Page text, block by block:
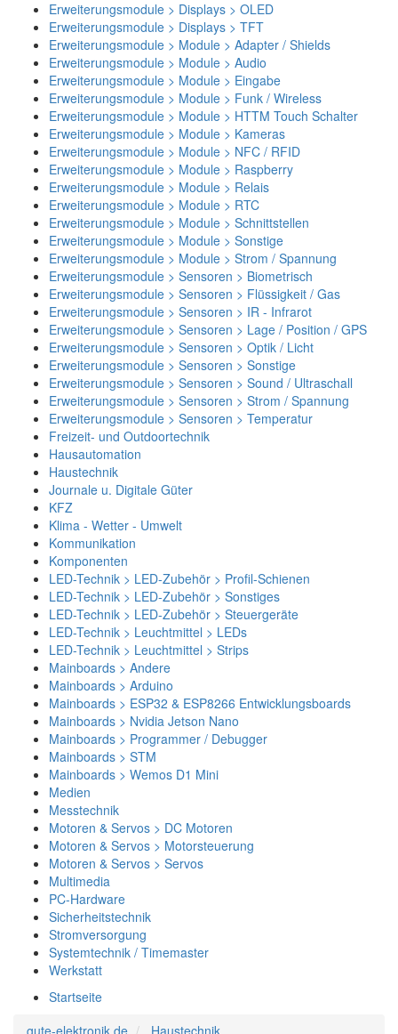
Erweiterungsmodule > Displays > OLED
Erweiterungsmodule > Displays > TFT
Erweiterungsmodule > Module > Adapter / Shields
Erweiterungsmodule > Module > Audio
Erweiterungsmodule > Module > Eingabe
Erweiterungsmodule > Module > Funk / Wireless
Erweiterungsmodule > Module > HTTM Touch Schalter
Erweiterungsmodule > Module > Kameras
Erweiterungsmodule > Module > NFC / RFID
Erweiterungsmodule > Module > Raspberry
Erweiterungsmodule > Module > Relais
Erweiterungsmodule > Module > RTC
Erweiterungsmodule > Module > Schnittstellen
Erweiterungsmodule > Module > Sonstige
Erweiterungsmodule > Module > Strom / Spannung
Erweiterungsmodule > Sensoren > Biometrisch
Erweiterungsmodule > Sensoren > Flüssigkeit / Gas
Erweiterungsmodule > Sensoren > IR - Infrarot
Erweiterungsmodule > Sensoren > Lage / Position / GPS
Erweiterungsmodule > Sensoren > Optik / Licht
Erweiterungsmodule > Sensoren > Sonstige
Erweiterungsmodule > Sensoren > Sound / Ultraschall
Erweiterungsmodule > Sensoren > Strom / Spannung
Erweiterungsmodule > Sensoren > Temperatur
Freizeit- und Outdoortechnik
Hausautomation
Haustechnik
Journale u. Digitale Güter
KFZ
Klima - Wetter - Umwelt
Kommunikation
Komponenten
LED-Technik > LED-Zubehör > Profil-Schienen
LED-Technik > LED-Zubehör > Sonstiges
LED-Technik > LED-Zubehör > Steuergeräte
LED-Technik > Leuchtmittel > LEDs
LED-Technik > Leuchtmittel > Strips
Mainboards > Andere
Mainboards > Arduino
Mainboards > ESP32 & ESP8266 Entwicklungsboards
Mainboards > Nvidia Jetson Nano
Mainboards > Programmer / Debugger
Mainboards > STM
Mainboards > Wemos D1 Mini
Medien
Messtechnik
Motoren & Servos > DC Motoren
Motoren & Servos > Motorsteuerung
Motoren & Servos > Servos
Multimedia
PC-Hardware
Sicherheitstechnik
Stromversorgung
Systemtechnik / Timemaster
Werkstatt
Startseite
gute-elektronik.de
Haustechnik